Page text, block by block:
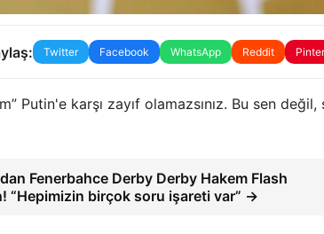
Twitter Facebook WhatsApp Reddit
Putin'e karşı zayıf olamazsınız. Bu sen değil,
Fenerbahce Derby Derby Hakem Flash
“Hepimizin birçok soru işareti var” →